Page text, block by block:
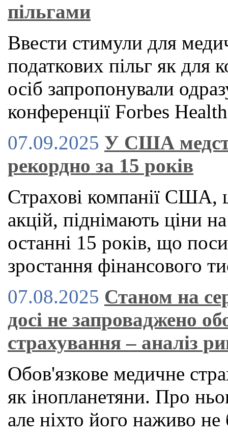
пільгами
Ввести стимули для
податкових пільг як для
осіб запропонували
конференції Forbes
07.09.2025 У США
рекордно за 15 років
Страхові компанії США,
акцій, піднімають ціни
останні 15 років, що
зростання фінансового
07.08.2025 Станом на
досі не запроваджено
страхування – аналіз
Обов'язкове медичне
як інопланетяни. Про
але ніхто його наживо